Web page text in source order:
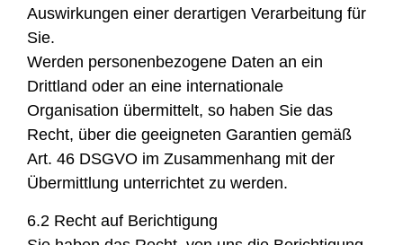
Auswirkungen einer derartigen Verarbeitung für
Sie.
Werden personenbezogene Daten an ein
Drittland oder an eine internationale
Organisation übermittelt, so haben Sie das
Recht, über die geeigneten Garantien gemäß
Art. 46 DSGVO im Zusammenhang mit der
Übermittlung unterrichtet zu werden.
6.2 Recht auf Berichtigung